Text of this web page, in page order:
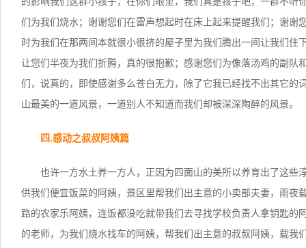
们为我们烧水；谢谢您们在雷声想起时在床上起来提醒我们；谢谢
时为我们在那两间本就很小很挤的屋子里为我们腾出一间让我们住
让您们半夜为我们折腾，真的很抱歉；感谢您们为像落汤鸡的副队
们，说真的，即使感谢多么苍白无力，除了它我已经找不出其它的
山最美的一道风景，一道别人不知道而我们却被深深陶醉的风景。
四.感动之叔叔阿姨篇
也许一方水土养一方人，正因为四面山的美所以养育出了这些
供我们便宜饭菜的阿姨，景区里帮我们出主意的小卖部夫妻，雨夜
路的农家乐阿姨，连饭都没吃就带我们去寻找学校负责人拿钥匙的
的老师，为我们烧水找车的阿姨，帮我们出主意的叔叔阿姨，载我